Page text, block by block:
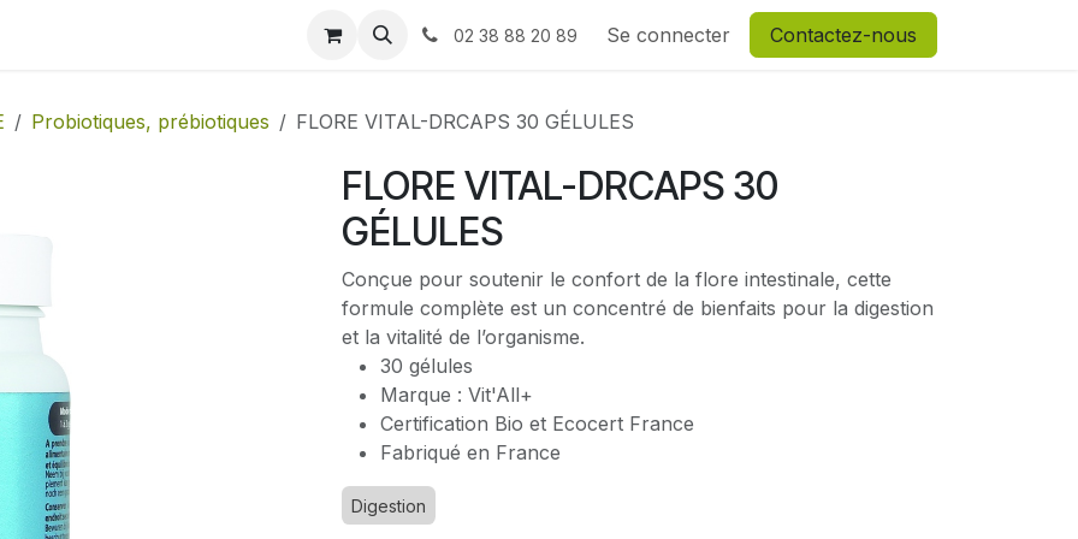
02 38 88 20 89 Se connecter Contactez-nous
Probiotiques, prébiotiques FLORE VITAL-DRCAPS 30 GÉLULES
FLORE VITAL-DRCAPS 30
GÉLULES
Conçue pour soutenir le confort de la flore intestinale, cette
formule complète est un concentré de bienfaits pour la digestion
et la vitalité de l’organisme.
30 gélules
Marque : Vit'All+
Certification Bio et Ecocert France
Fabriqué en France
Digestion